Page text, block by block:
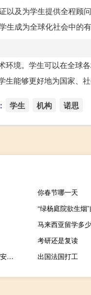
及为学生提供全程顾
成为全球化社会中的有
境。学生可以在全球
能够更好地为国家、社
学生 机构 诺思
你春节哪一天
“绿杨庭院欲生烟
马来西亚留学多
考研还是复读
肇庆市鼎湖区坑口街道办安安托儿所(关于肇庆市鼎湖区坑口街道办安安托儿所简述)
出国法国打工